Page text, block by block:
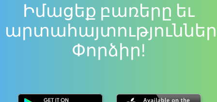
Իմացեք բառերը եւ
Փորձիր!